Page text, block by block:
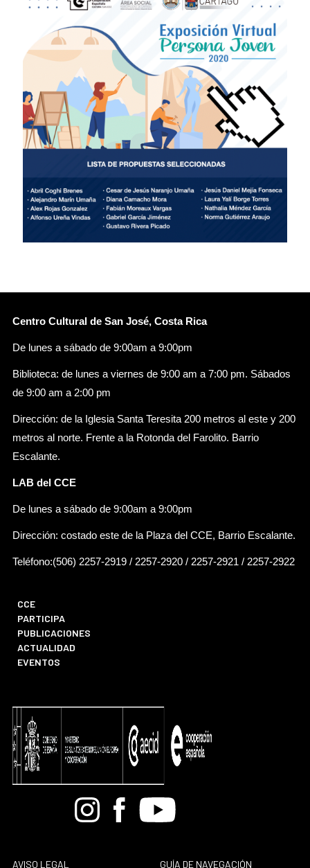
Centro Cultural de San José, Costa Rica
De lunes a sábado de 9:00am a 9:00pm
Biblioteca: de lunes a viernes de 9:00 am a 7:00 pm. Sábados
de 9:00 am a 2:00 pm
Dirección: de la Iglesia Santa Teresita 200 metros al este y 200
metros al norte. Frente a la Rotonda del Farolito. Barrio
Escalante.
LAB del CCE
De lunes a sábado de 9:00am a 9:00pm
Dirección: costado este de la Plaza del CCE, Barrio Escalante.
Teléfono:(506) 2257-2919 / 2257-2920 / 2257-2921 / 2257-2922
CCE
PARTICIPA
PUBLICACIONES
ACTUALIDAD
EVENTOS
BandcampInstagramFacebook
Youtube
AVISO LEGAL GUÍA DE NAVEGACIÓN